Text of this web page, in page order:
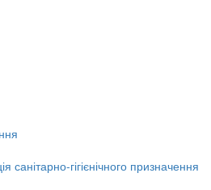
санітарно-гігієнічного призначення